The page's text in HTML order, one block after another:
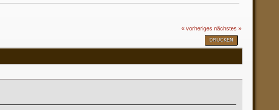
« vorheriges nächstes »
DRUCKEN